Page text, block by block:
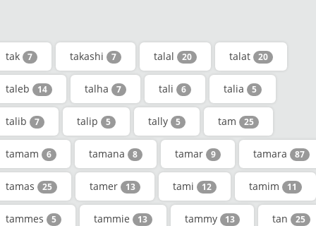
tak 7 takashi 7 talal 20 talat 20
taleb 14 talha 7 tali 6 talia 5
talib 7 talip 5 tally 5 tam 25
tamam 6 tamana 8 tamar 9 tamara 87
tamas 25 tamer 13 tami 12 tamim 11
tammes 5 tammie 13 tammy 13 tan 25